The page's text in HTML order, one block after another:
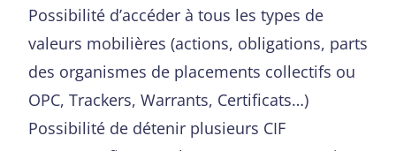
Possibilité d’accéder à tous les types de
valeurs mobilières (actions, obligations, parts
des organismes de placements collectifs ou
OPC, Trackers, Warrants, Certificats…)
Possibilité de détenir plusieurs CIF